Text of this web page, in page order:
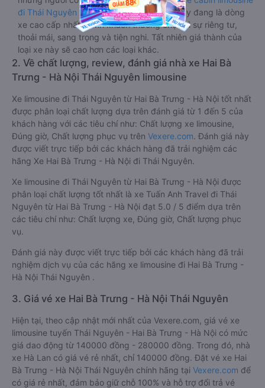
đi Thái Nguyên từ Hai Bà Trưng - Hà Nộinày đang là dòng
xe cao cấp nhất, hành khách thường chọn vì sự riêng tư,
thoải mái, sang trọng và tiện nghi. Tất nhiên giá thành của
loại xe này sẽ cao hơn các loại khác.
2. Về chất lượng, review, đánh giá nhà xe Hai Bà
Trưng - Hà Nội Thái Nguyên limousine
Xe limousine đi Thái Nguyên từ Hai Bà Trưng - Hà Nội tốt nhất
được phân loại chất lượng dựa trên đánh giá từ 1 đến 5 của
khách hàng với các tiêu chí như: Chất lượng xe limousine,
Đúng giờ, Chất lượng phục vụ trên Vexere.com. Đánh giá này
được viết trực tiếp bởi các khách hàng đã trải nghiệm các
hãng Xe Hai Bà Trưng - Hà Nội đi Thái Nguyên.
Xe limousine đi Thái Nguyên từ Hai Bà Trưng - Hà Nội được
phân loại chất lượng tốt nhất là xe Tuấn Anh Travel đi Thái
Nguyên từ Hai Bà Trưng - Hà Nội đạt 5.0 / 5 điểm dựa trên
các tiêu chí như: Chất lượng xe, Đúng giờ, Chất lượng phục
vụ.
Đánh giá này được viết trực tiếp bởi các khách hàng đã trải
nghiệm dịch vụ của các hãng xe limousine đi Hai Bà Trưng -
Hà Nội Thái Nguyên .
3. Giá vé xe Hai Bà Trưng - Hà Nội Thái Nguyên
Hiện tại, theo cập nhật mới nhất của Vexere.com, giá vé xe
limousine tuyến Thái Nguyên - Hai Bà Trưng - Hà Nội có mức
giá dao động từ 140000 đồng - 280000 đồng. Trong đó, nhà
xe Hà Lan có giá vé rẻ nhất, chỉ 140000 đồng. Đặt vé xe Hai
Bà Trưng - Hà Nội Thái Nguyên chính hãng tại Vexere.com để
có giá rẻ nhất, đảm bảo giữ chỗ 100% và hỗ trợ đổi trả vé